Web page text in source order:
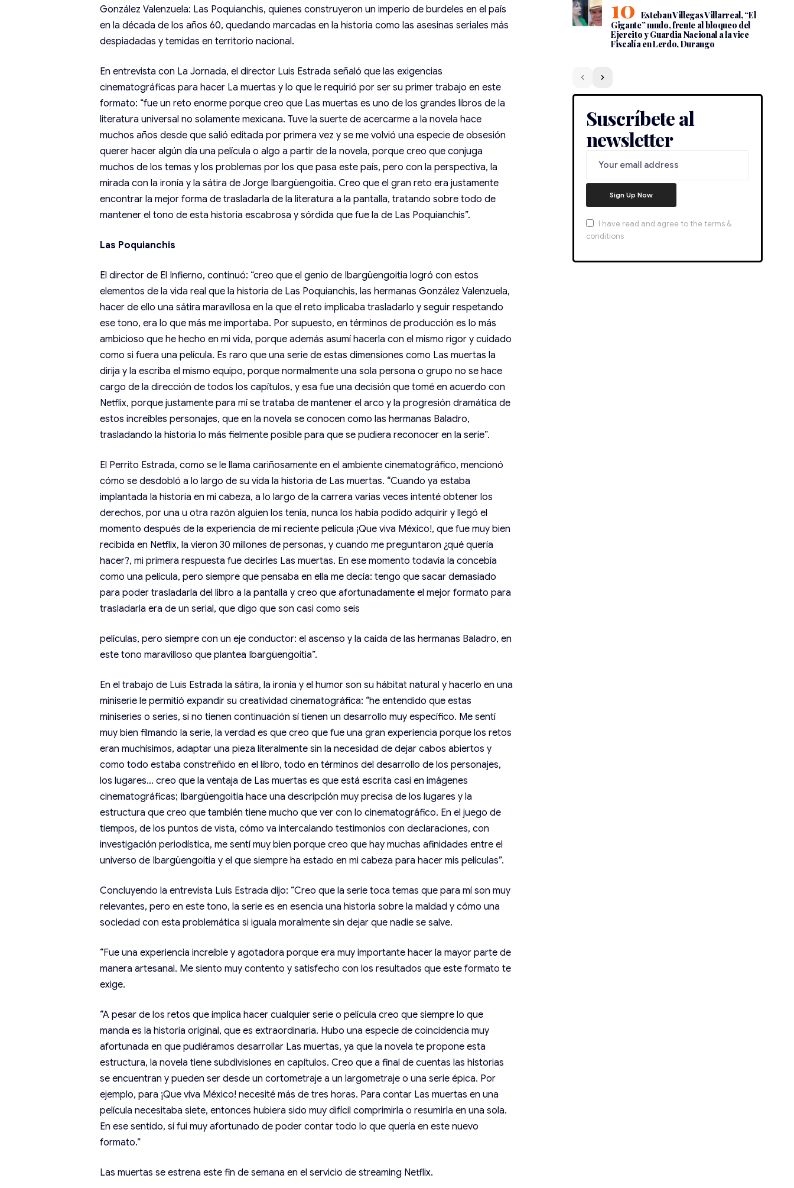
González Valenzuela: Las Poquianchis, quienes construyeron un imperio de burdeles en el país
en la década de los años 60, quedando marcadas en la historia como las asesinas seriales más
despiadadas y temidas en territorio nacional.
En entrevista con La Jornada, el director Luis Estrada señaló que las exigencias
cinematográficas para hacer La muertas y lo que le requirió por ser su primer trabajo en este
formato: “fue un reto enorme porque creo que Las muertas es uno de los grandes libros de la
literatura universal no solamente mexicana. Tuve la suerte de acercarme a la novela hace
muchos años desde que salió editada por primera vez y se me volvió una especie de obsesión
querer hacer algún día una película o algo a partir de la novela, porque creo que conjuga
muchos de los temas y los problemas por los que pasa este país, pero con la perspectiva, la
mirada con la ironía y la sátira de Jorge Ibargüengoitia. Creo que el gran reto era justamente
encontrar la mejor forma de trasladarla de la literatura a la pantalla, tratando sobre todo de
mantener el tono de esta historia escabrosa y sórdida que fue la de Las Poquianchis”.
Las Poquianchis
El director de El Infierno, continuó: “creo que el genio de Ibargüengoitia logró con estos
elementos de la vida real que la historia de Las Poquianchis, las hermanas González Valenzuela,
hacer de ello una sátira maravillosa en la que el reto implicaba trasladarlo y seguir respetando
ese tono, era lo que más me importaba. Por supuesto, en términos de producción es lo más
ambicioso que he hecho en mi vida, porque además asumí hacerla con el mismo rigor y cuidado
como si fuera una película. Es raro que una serie de estas dimensiones como Las muertas la
dirija y la escriba el mismo equipo, porque normalmente una sola persona o grupo no se hace
cargo de la dirección de todos los capítulos, y esa fue una decisión que tomé en acuerdo con
Netflix, porque justamente para mí se trataba de mantener el arco y la progresión dramática de
estos increíbles personajes, que en la novela se conocen como las hermanas Baladro,
trasladando la historia lo más fielmente posible para que se pudiera reconocer en la serie”.
El Perrito Estrada, como se le llama cariñosamente en el ambiente cinematográfico, mencionó
cómo se desdobló a lo largo de su vida la historia de Las muertas. “Cuando ya estaba
implantada la historia en mi cabeza, a lo largo de la carrera varias veces intenté obtener los
derechos, por una u otra razón alguien los tenía, nunca los había podido adquirir y llegó el
momento después de la experiencia de mi reciente película ¡Que viva México!, que fue muy bien
recibida en Netflix, la vieron 30 millones de personas, y cuando me preguntaron ¿qué quería
hacer?, mi primera respuesta fue decirles Las muertas. En ese momento todavía la concebía
como una película, pero siempre que pensaba en ella me decía: tengo que sacar demasiado
para poder trasladarla del libro a la pantalla y creo que afortunadamente el mejor formato para
trasladarla era de un serial, que digo que son casi como seis
películas, pero siempre con un eje conductor: el ascenso y la caída de las hermanas Baladro, en
este tono maravilloso que plantea Ibargüengoitia”.
En el trabajo de Luis Estrada la sátira, la ironía y el humor son su hábitat natural y hacerlo en una
miniserie le permitió expandir su creatividad cinematográfica: “he entendido que estas
miniseries o series, si no tienen continuación sí tienen un desarrollo muy específico. Me sentí
muy bien filmando la serie, la verdad es que creo que fue una gran experiencia porque los retos
eran muchísimos, adaptar una pieza literalmente sin la necesidad de dejar cabos abiertos y
como todo estaba constreñido en el libro, todo en términos del desarrollo de los personajes,
los lugares… creo que la ventaja de Las muertas es que está escrita casi en imágenes
cinematográficas; Ibargüengoitia hace una descripción muy precisa de los lugares y la
estructura que creo que también tiene mucho que ver con lo cinematográfico. En el juego de
tiempos, de los puntos de vista, cómo va intercalando testimonios con declaraciones, con
investigación periodística, me sentí muy bien porque creo que hay muchas afinidades entre el
universo de Ibargüengoitia y el que siempre ha estado en mi cabeza para hacer mis películas”.
Concluyendo la entrevista Luis Estrada dijo: “Creo que la serie toca temas que para mí son muy
relevantes, pero en este tono, la serie es en esencia una historia sobre la maldad y cómo una
sociedad con esta problemática si iguala moralmente sin dejar que nadie se salve.
“Fue una experiencia increíble y agotadora porque era muy importante hacer la mayor parte de
manera artesanal. Me siento muy contento y satisfecho con los resultados que este formato te
exige.
“A pesar de los retos que implica hacer cualquier serie o película creo que siempre lo que
manda es la historia original, que es extraordinaria. Hubo una especie de coincidencia muy
afortunada en que pudiéramos desarrollar Las muertas, ya que la novela te propone esta
estructura, la novela tiene subdivisiones en capítulos. Creo que a final de cuentas las historias
se encuentran y pueden ser desde un cortometraje a un largometraje o una serie épica. Por
ejemplo, para ¡Que viva México! necesité más de tres horas. Para contar Las muertas en una
película necesitaba siete, entonces hubiera sido muy difícil comprimirla o resumirla en una sola.
En ese sentido, sí fui muy afortunado de poder contar todo lo que quería en este nuevo
formato.”
Las muertas se estrena este fin de semana en el servicio de streaming Netflix.
Esteban Villegas Villarreal, “El
Gigante” mudo, frente al bloqueo del
Ejercito y Guardia Nacional a la vice
Fiscalía en Lerdo, Durango
Suscríbete al
newsletter
I have read and agree to the terms &
conditions